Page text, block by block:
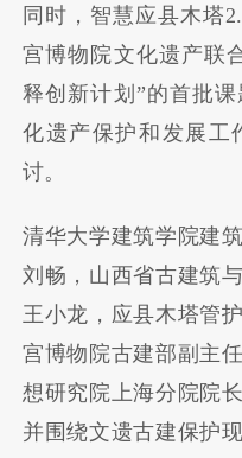
同时，智慧应县木塔
宫博物院文化遗产联
释创新计划”的首批
化遗产保护和发展工
讨。
清华大学建筑学院建
刘畅，山西省古建筑
王小龙，应县木塔管
宫博物院古建部副主
想研究院上海分院院
并围绕文遗古建保护